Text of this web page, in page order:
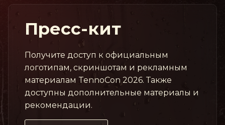
Пресс-кит
Получите доступ к официальным
логотипам, скриншотам и рекламным
материалам TennoCon 2026. Также
доступны дополнительные материалы и
рекомендации.